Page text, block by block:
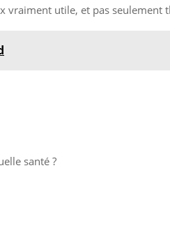
vraiment utile, et pas seulement
santé ?